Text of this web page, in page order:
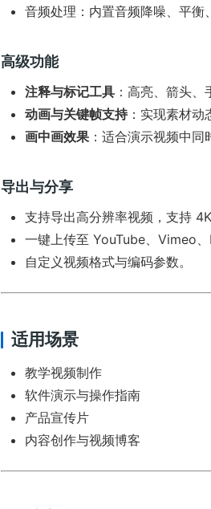
音频处理：内置音频降噪、平衡
高级功能
注释与标记工具 ：高亮、箭头、
动画与关键帧支持：实现素材动
画中画效果 ：适合演示视频中同
导出与分享
支持导出高分辨率视频，支持 4K
一键上传至 YouTube、Vimeo
自定义视频格式与编码参数。
适用场景
教学视频制作
软件演示与操作指南
产品宣传片
内容创作与视频博客